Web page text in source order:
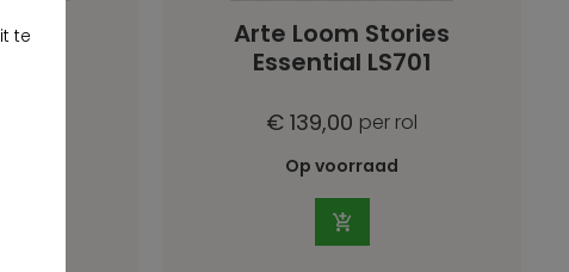
te
Arte Loom Stories
Essential LS701
€ 139,00 per rol
Op voorraad